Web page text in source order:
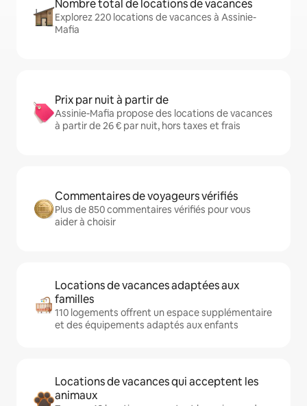
Nombre total de locations de vacances
Explorez 220 locations de vacances à Assinie-
Mafia
Prix par nuit à partir de
Assinie-Mafia propose des locations de vacances
à partir de 26 € par nuit, hors taxes et frais
Commentaires de voyageurs vérifiés
Plus de 850 commentaires vérifiés pour vous
aider à choisir
Locations de vacances adaptées aux
familles
110 logements offrent un espace supplémentaire
et des équipements adaptés aux enfants
Locations de vacances qui acceptent les
animaux